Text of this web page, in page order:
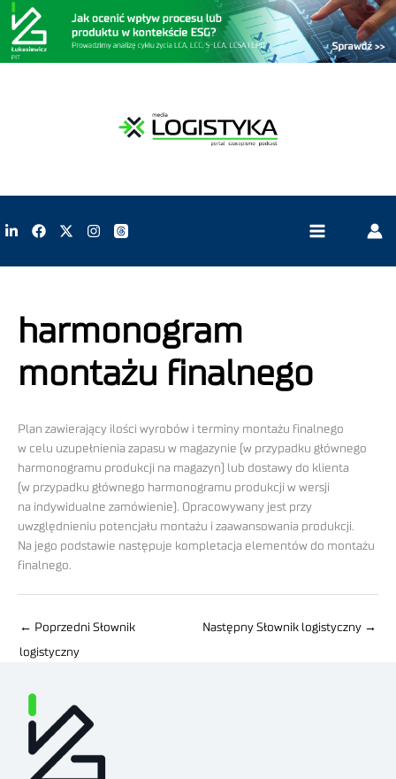
harmonogram
montażu finalnego
Plan zawierający ilości wyrobów i terminy montażu finalnego
w celu uzupełnienia zapasu w magazynie (w przypadku głównego
harmonogramu produkcji na magazyn) lub dostawy do klienta
(w przypadku głównego harmonogramu produkcji w wersji
na indywidualne zamówienie). Opracowywany jest przy
uwzględnieniu potencjału montażu i zaawansowania produkcji.
Na jego podstawie następuje kompletacja elementów do montażu
finalnego.
← Poprzedni Słownik
logistyczny
Następny Słownik logistyczny →